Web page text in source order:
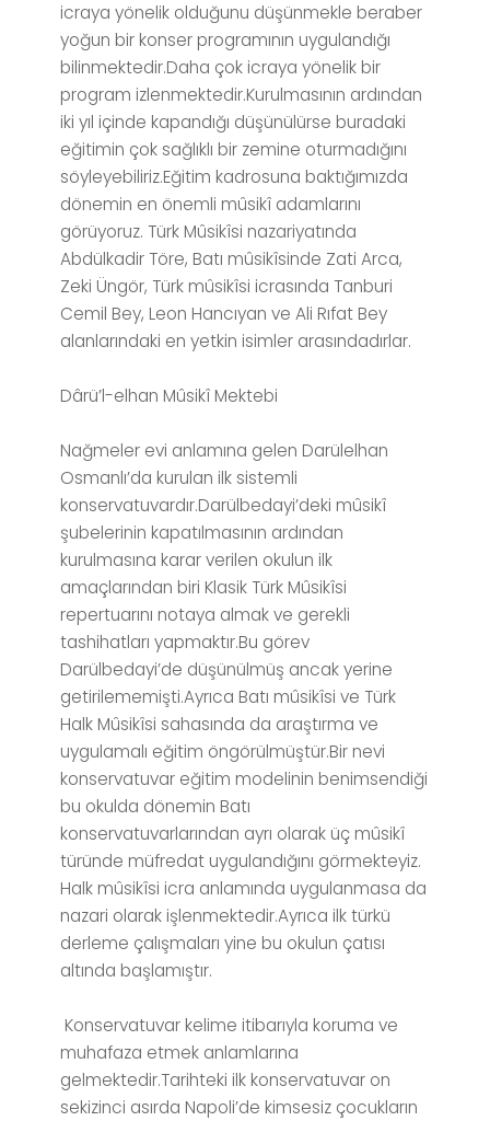
icraya yönelik olduğunu düşünmekle beraber
yoğun bir konser programının uygulandığı
bilinmektedir.Daha çok icraya yönelik bir
program izlenmektedir.Kurulmasının ardından
iki yıl içinde kapandığı düşünülürse buradaki
eğitimin çok sağlıklı bir zemine oturmadığını
söyleyebiliriz.Eğitim kadrosuna baktığımızda
dönemin en önemli mûsikî adamlarını
görüyoruz. Türk Mûsikîsi nazariyatında
Abdülkadir Töre, Batı mûsikîsinde Zati Arca,
Zeki Üngör, Türk mûsikîsi icrasında Tanburi
Cemil Bey, Leon Hancıyan ve Ali Rıfat Bey
alanlarındaki en yetkin isimler arasındadırlar.
Dârü’l-elhan Mûsikî Mektebi
Nağmeler evi anlamına gelen Darülelhan
Osmanlı’da kurulan ilk sistemli
konservatuvardır.Darülbedayi’deki mûsikî
şubelerinin kapatılmasının ardından
kurulmasına karar verilen okulun ilk
amaçlarından biri Klasik Türk Mûsikîsi
repertuarını notaya almak ve gerekli
tashihatları yapmaktır.Bu görev
Darülbedayi’de düşünülmüş ancak yerine
getirilememişti.Ayrıca Batı mûsikîsi ve Türk
Halk Mûsikîsi sahasında da araştırma ve
uygulamalı eğitim öngörülmüştür.Bir nevi
konservatuvar eğitim modelinin benimsendiği
bu okulda dönemin Batı
konservatuvarlarından ayrı olarak üç mûsikî
türünde müfredat uygulandığını görmekteyiz.
Halk mûsikîsi icra anlamında uygulanmasa da
nazari olarak işlenmektedir.Ayrıca ilk türkü
derleme çalışmaları yine bu okulun çatısı
altında başlamıştır.
Konservatuvar kelime itibarıyla koruma ve
muhafaza etmek anlamlarına
gelmektedir.Tarihteki ilk konservatuvar on
sekizinci asırda Napoli’de kimsesiz çocukların